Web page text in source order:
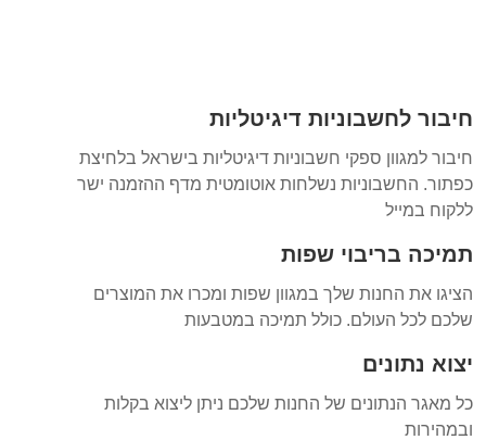
חיבור לחשבוניות דיגיטליות
חיבור למגוון ספקי חשבוניות דיגיטליות בישראל בלחיצת
כפתור. החשבוניות נשלחות אוטומטית מדף ההזמנה ישר
ללקוח במייל
תמיכה בריבוי שפות
הציגו את החנות שלך במגוון שפות ומכרו את המוצרים
שלכם לכל העולם. כולל תמיכה במטבעות
יצוא נתונים
כל מאגר הנתונים של החנות שלכם ניתן ליצוא בקלות
ובמהירות